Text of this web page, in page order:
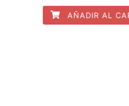
AÑADIR AL